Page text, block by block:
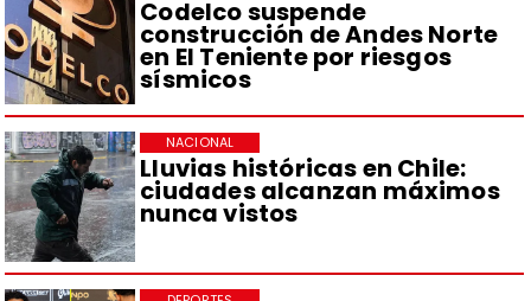
Codelco suspende
construcción de Andes Norte
en El Teniente por riesgos
sísmicos
Lluvias históricas en Chile:
ciudades alcanzan máximos
nunca vistos
NACIONAL